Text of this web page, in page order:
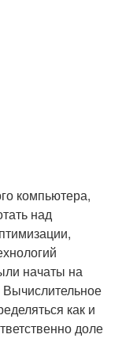
компьютера,
над
начаты на
как и
доле